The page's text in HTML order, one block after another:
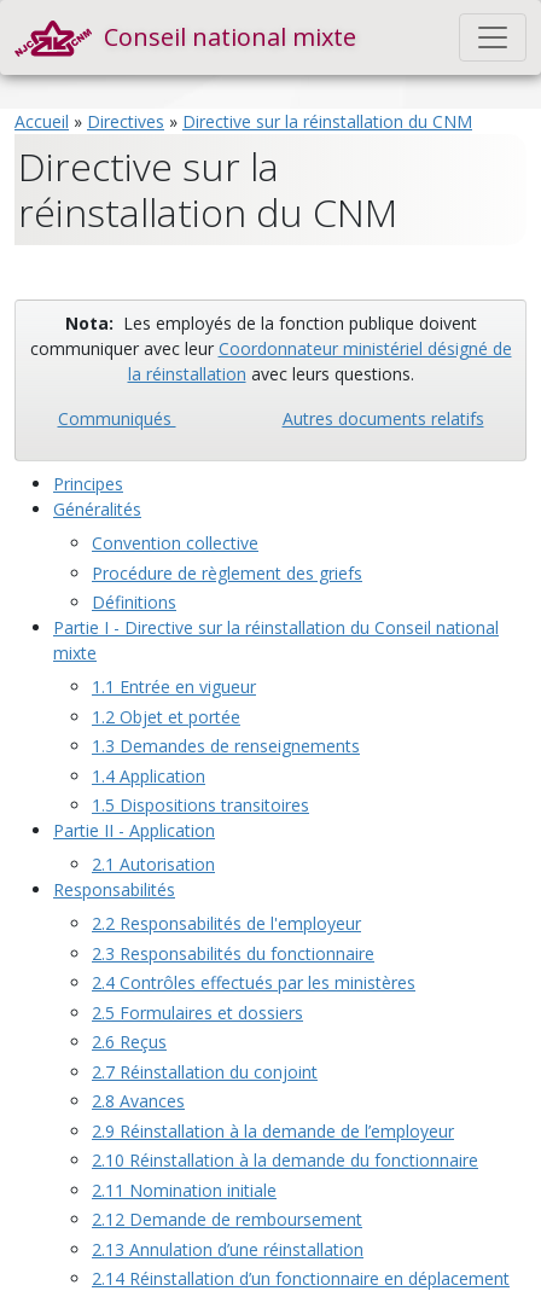
Conseil national mixte
Accueil » Directives » Directive sur la réinstallation du CNM
Directive sur la
réinstallation du CNM
Nota: Les employés de la fonction publique doivent
communiquer avec leur Coordonnateur ministériel désigné de
la réinstallation avec leurs questions.
Communiqués
Autres documents relatifs
Principes
Généralités
Convention collective
Procédure de règlement des griefs
Définitions
Partie I - Directive sur la réinstallation du Conseil national
mixte
1.1 Entrée en vigueur
1.2 Objet et portée
1.3 Demandes de renseignements
1.4 Application
1.5 Dispositions transitoires
Partie II - Application
2.1 Autorisation
Responsabilités
2.2 Responsabilités de l'employeur
2.3 Responsabilités du fonctionnaire
2.4 Contrôles effectués par les ministères
2.5 Formulaires et dossiers
2.6 Reçus
2.7 Réinstallation du conjoint
2.8 Avances
2.9 Réinstallation à la demande de l’employeur
2.10 Réinstallation à la demande du fonctionnaire
2.11 Nomination initiale
2.12 Demande de remboursement
2.13 Annulation d’une réinstallation
2.14 Réinstallation d’un fonctionnaire en déplacement